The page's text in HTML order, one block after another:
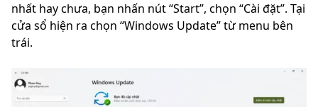
nhất hay chưa, bạn nhấn nút “Start”, chọn “Cài đặt”. Tại
cửa sổ hiện ra chọn “Windows Update” từ menu bên
trái.